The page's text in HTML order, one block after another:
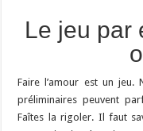
Le jeu par
Faire l’amour est un jeu.
préliminaires peuvent
Faîtes la rigoler. Il faut